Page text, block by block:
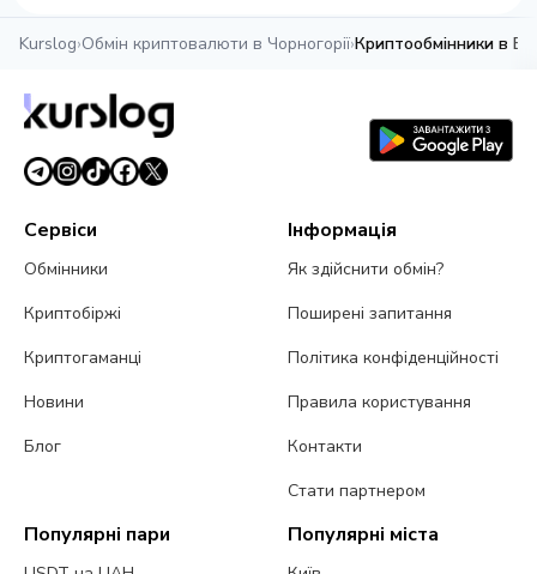
Kurslog›Обмін криптовалюти в Чорногорії›Криптообмінники в
Сервіси
Обмінники
Криптобіржі
Криптогаманці
Новини
Блог
Інформація
Як здійснити обмін?
Поширені запитання
Політика конфіденційності
Правила користування
Контакти
Стати партнером
Популярні пари Популярні міста